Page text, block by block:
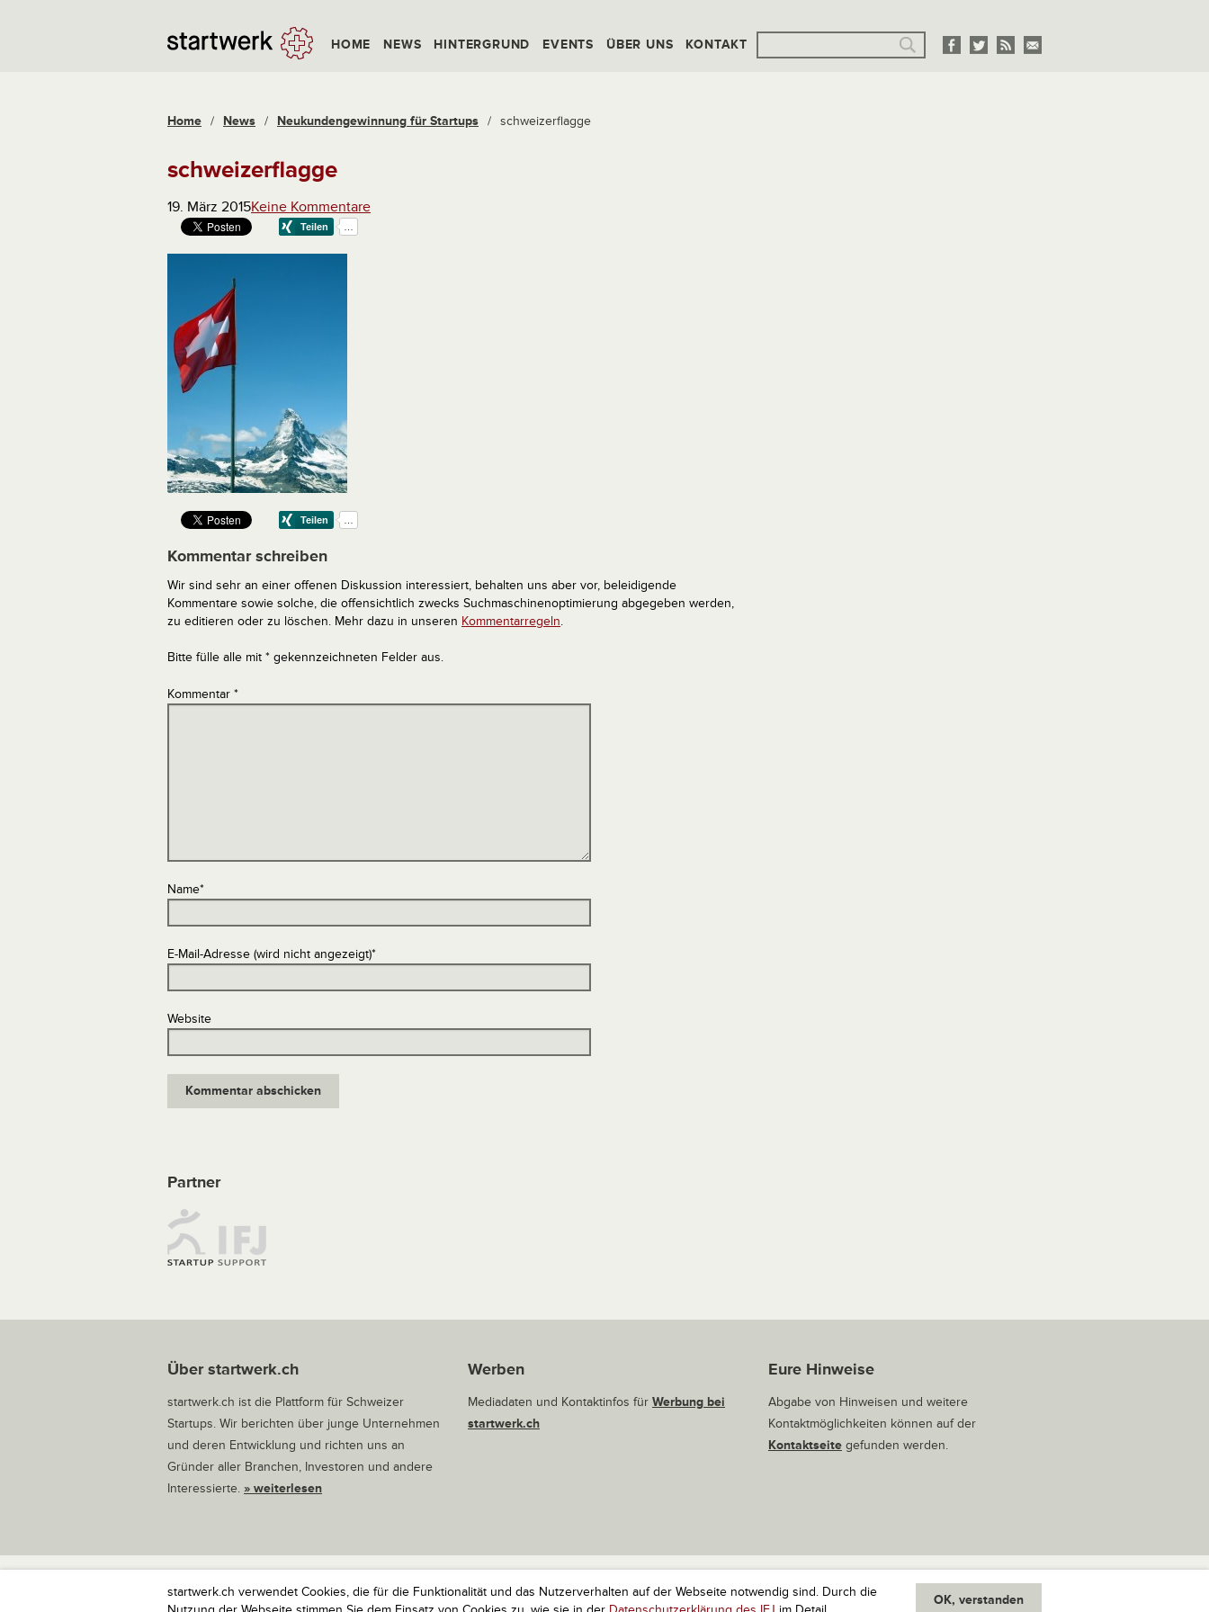
startwerk.ch verwendet Cookies, die für die Funktionalität und das Nutzerverhalten auf der Webseite notwendig sind. Durch die
OK, verstanden
HOME NEWS HINTERGRUND EVENTS ÜBER UNS KONTAKT
Home / News / Neukundengewinnung für Startups / schweizerflagge
schweizerflagge
19. März 2015Keine Kommentare
Kommentar schreiben
Wir sind sehr an einer offenen Diskussion interessiert, behalten uns aber vor, beleidigende
Kommentare sowie solche, die offensichtlich zwecks Suchmaschinenoptimierung abgegeben werden,
zu editieren oder zu löschen. Mehr dazu in unseren Kommentarregeln.
Bitte fülle alle mit * gekennzeichneten Felder aus.
Kommentar *
Name*
E-Mail-Adresse (wird nicht angezeigt)*
Website
Partner
Über startwerk.ch
startwerk.ch ist die Plattform für Schweizer
Startups. Wir berichten über junge Unternehmen
und deren Entwicklung und richten uns an
Gründer aller Branchen, Investoren und andere
Interessierte. » weiterlesen
Werben
Mediadaten und Kontaktinfos für Werbung bei
startwerk.ch
Eure Hinweise
Abgabe von Hinweisen und weitere
Kontaktmöglichkeiten können auf der
Kontaktseitegefunden werden.
startwerk.ch ist die Plattform für Schweizer Startups. Alle Rechte vorbehalten. Impressum Kontakt nach oben